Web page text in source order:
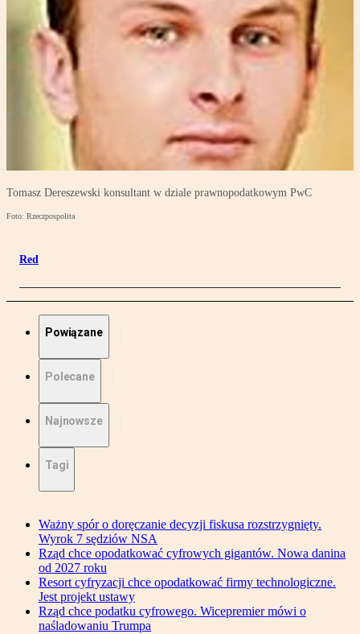
Tomasz Dereszewski konsultant w dziale prawnopodatkowym PwC
Foto: Rzeczpospolita
Red
Powiązane
Polecane
Najnowsze
Tagi
Ważny spór o doręczanie decyzji fiskusa rozstrzygnięty.
Wyrok 7 sędziów NSA
Rząd chce opodatkować cyfrowych gigantów. Nowa danina
od 2027 roku
Resort cyfryzacji chce opodatkować firmy technologiczne.
Jest projekt ustawy
Rząd chce podatku cyfrowego. Wicepremier mówi o
naśladowaniu Trumpa